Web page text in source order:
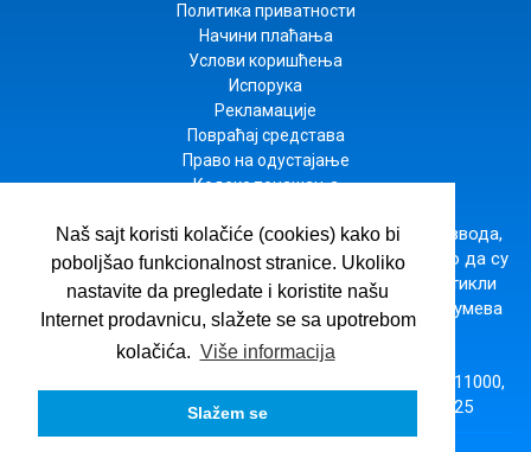
Naš sajt koristi kolačiće (cookies) kako bi
poboljšao funkcionalnost stranice. Ukoliko
nastavite da pregledate i koristite našu
Internet prodavnicu, slažete se sa upotrebom
kolačića. Više informacija
Slažem se
Политика приватности
Начини плаћања
Услови коришћења
Испорука
Рекламације
Повраћај средстава
Право на одустајање
Кодекс понашања
Настојимо да будемо што прецизнији у опису производа,
приказу слика и цена, али не можемо да гарантујемо да су
све информације комплетне и без грешака. Сви артикли
приказани на сајту су део наше понуде и не подразумева
да су доступни у сваком тренутку.
· Господара Вучића 245б, Београд 11000,
office@vulkanznanje.rs +381 11 74 56 025